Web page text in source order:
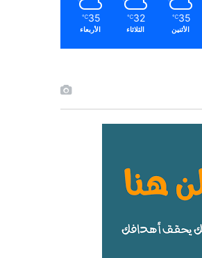
35
℃
الأثنين
32
℃
الثلاثاء
35
℃
الأربعاء